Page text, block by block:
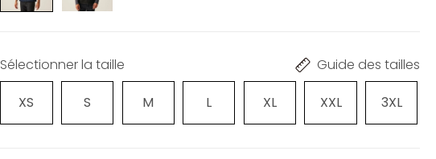
Sélectionner la taille Guide des tailles
XS S M L XL XXL 3XL